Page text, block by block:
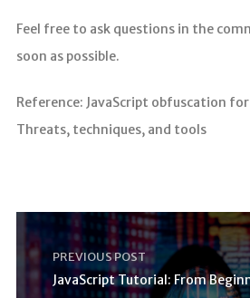
Feel free to ask questions in the
soon as possible.
Reference: JavaScript obfuscation
Threats, techniques, and tools
PREVIOUS POST
JavaScript Tutorial: From